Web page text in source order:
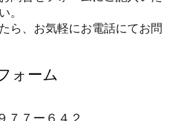
。
ら、お気軽にお電話にてお問
ォーム